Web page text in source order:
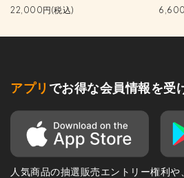
22,000円(税込)
アプリ でお得な会員情報を受
人気商品の抽選販売エントリー権利